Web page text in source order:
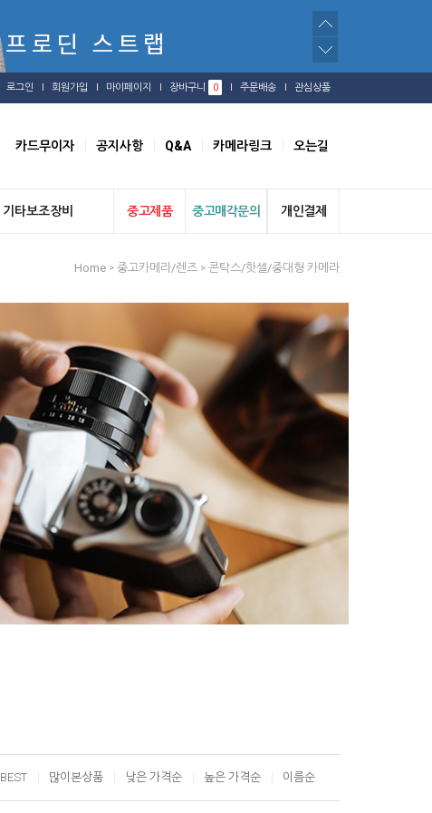
로그인 회원가입 마이페이지 장바구니 0 주문배송 관심상품
카드무이자 공지사항 Q&A 카메라링크 오는길
기타보조장비 중고제품 중고매각문의 개인결제
Home > 중고카메라/렌즈 > 콘탁스/핫셀/중대형 카메라
BEST 많이본상품 낮은 가격순 높은 가격순 이름순